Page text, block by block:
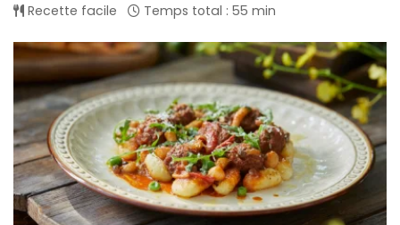
Recette facile Temps total : 55 min